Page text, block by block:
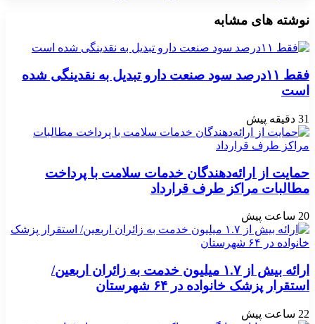
نوشته های مشابه
فقط ۱۱‌درصد سود صنعت دارو تبدیل به نقدینگی شده
است
31 دقیقه پیش
حمایت از ارائه‌دهندگان خدمات سلامت با پرداخت
مطالبات مراکز طرف قرارداد
20 ساعت پیش
ارائه بیش از ۱.۷ میلیون خدمت به زائران اربعین/
استقرار پزشک خانواده در ۶۴ شهرستان
22 ساعت پیش